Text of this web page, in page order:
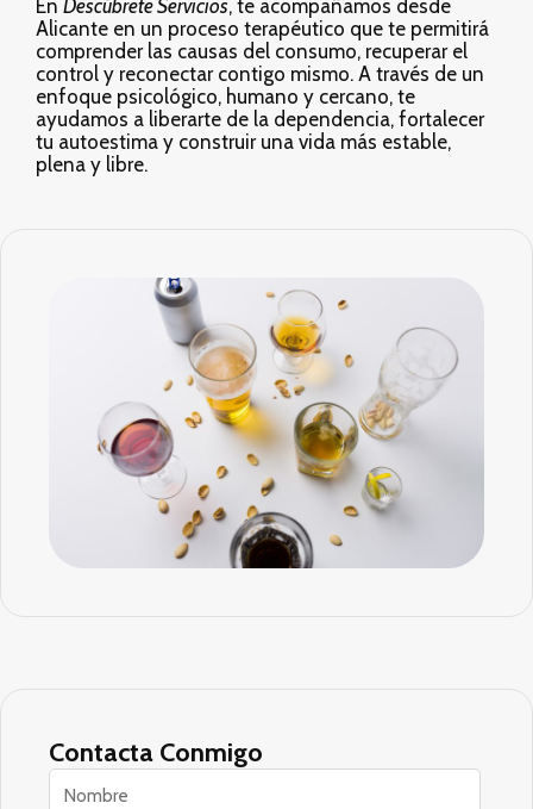
En Descúbrete Servicios, te acompañamos desde
Alicante en un proceso terapéutico que te permitirá
comprender las causas del consumo, recuperar el
control y reconectar contigo mismo. A través de un
enfoque psicológico, humano y cercano, te
ayudamos a liberarte de la dependencia, fortalecer
tu autoestima y construir una vida más estable,
plena y libre.
Contacta Conmigo